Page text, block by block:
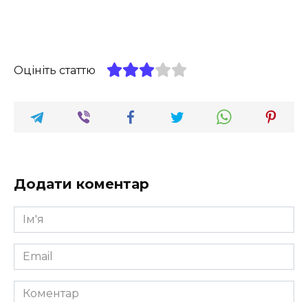
Оцініть статтю
Додати коментар
Ім'я
*
Email
*
Коментар